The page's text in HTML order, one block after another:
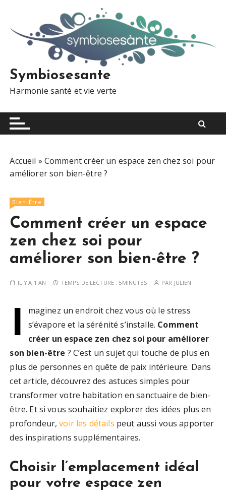
Symbiosesante
Harmonie santé et vie verte
Accueil » Comment créer un espace zen chez soi pour
améliorer son bien-être ?
Bien-Être
Comment créer un espace
zen chez soi pour
améliorer son bien-être ?
IL Y'A 1 AN TEMPS DE LECTURE : 5MINUTES PAR JULIEN
I
maginez un endroit chez vous où le stress
s’évapore et la sérénité s’installe. Comment
créer un espace zen chez soi pour améliorer
son bien-être ? C’est un sujet qui touche de plus en
plus de personnes en quête de paix intérieure. Dans
cet article, découvrez des astuces simples pour
transformer votre habitation en sanctuaire de bien-
être. Et si vous souhaitiez explorer des idées plus en
profondeur,voir les détails peut aussi vous apporter
des inspirations supplémentaires.
Choisir l’emplacement idéal
pour votre espace zen